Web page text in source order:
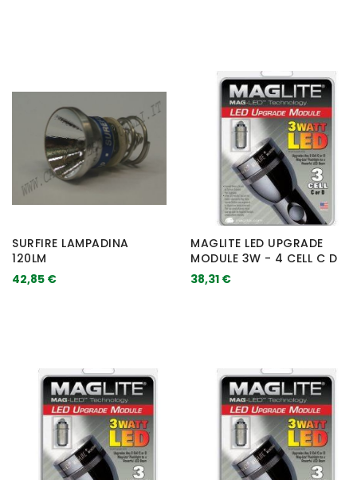
SURFIRE LAMPADINA
120LM
42,85 €
MAGLITE LED UPGRADE
MODULE 3W - 4 CELL C D
38,31 €